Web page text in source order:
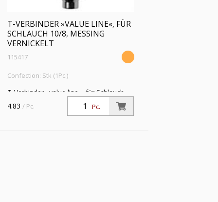
T-VERBINDER »VALUE LINE«, FÜR
SCHLAUCH 10/8, MESSING
VERNICKELT
115417
Confection: Stk (1Pc.)
T-Verbinder »value line«, für Schlauch
10/8 mm, SW 11, Betriebsdruck max. 18
bar, Messing vernickelt
Pc.
4.83 / Pc.